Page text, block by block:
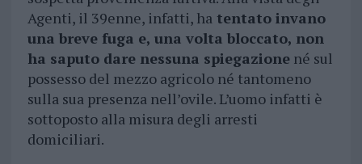
Agenti, il 39enne, infatti, hatentato invano
una breve fuga e, una volta bloccato, non
ha saputo dare nessuna spiegazionené sul
possesso del mezzo agricolo né tantomeno
sulla sua presenza nell’ovile. L’uomo infatti è
sottoposto alla misura degli arresti
domiciliari.